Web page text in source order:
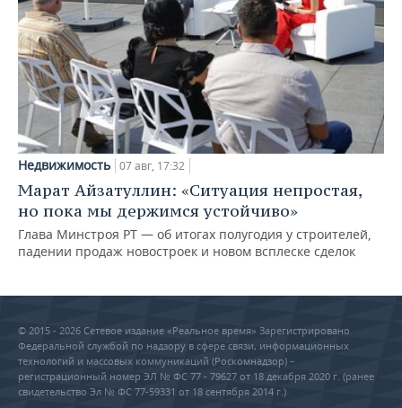
Недвижимость 07 авг, 17:32
Марат Айзатуллин: «Ситуация непростая,
но пока мы держимся устойчиво»
Глава Минстроя РТ — об итогах полугодия у строителей,
падении продаж новостроек и новом всплеске сделок
© 2015 - 2026 Сетевое издание «Реальное время» Зарегистрировано
Федеральной службой по надзору в сфере связи, информационных
технологий и массовых коммуникаций (Роскомнадзор) –
регистрационный номер ЭЛ № ФС 77 - 79627 от 18 декабря 2020 г. (ранее
свидетельство Эл № ФС 77-59331 от 18 сентября 2014 г.)